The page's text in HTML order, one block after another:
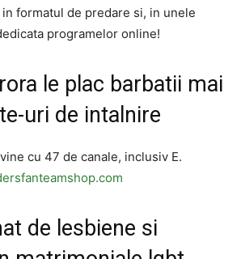
formatul de predare si, in unele
programelor online!
le plac barbatii mai
uri de intalnire
cu 47 de canale, inclusiv E.
de lesbiene si